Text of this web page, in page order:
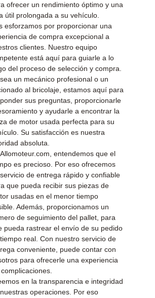
ofrecer un rendimiento óptimo y una
útil prolongada a su vehículo.
esforzamos por proporcionar una
de compra excepcional a
clientes. Nuestro equipo
está aquí para guiarle a lo
del proceso de selección y compra.
un mecánico profesional o un
al bricolaje, estamos aquí para
sus preguntas, proporcionarle
y ayudarle a encontrar la
de motor usada perfecta para su
Su satisfacción es nuestra
absoluta.
entendemos que el
es precioso. Por eso ofrecemos
de entrega rápido y confiable
que pueda recibir sus piezas de
usadas en el menor tiempo
Además, proporcionamos un
de seguimiento del pallet, para
pueda rastrear el envío de su pedido
real. Con nuestro servicio de
conveniente, puede contar con
para ofrecerle una experiencia
en la transparencia e integridad
operaciones. Por eso